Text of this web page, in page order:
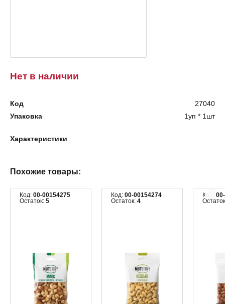
Нет в наличии
Код
27040
Упаковка
1уп * 1шт
Характеристики
Похожие товары:
Код: 00-00154275
Остаток: 5
Код: 00-00154274
Остаток: 4
Код: